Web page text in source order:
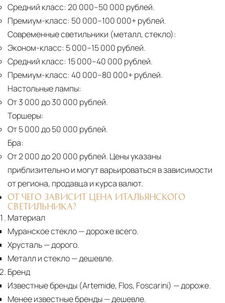
Средний класс: 20 000–50 000 рублей.
Премиум-класс: 50 000–100 000+ рублей.
Современные светильники (металл, стекло):
Эконом-класс: 5 000–15 000 рублей.
Средний класс: 15 000–40 000 рублей.
Премиум-класс: 40 000–80 000+ рублей.
Настольные лампы:
От 3 000 до 30 000 рублей.
Торшеры:
От 5 000 до 50 000 рублей.
Бра:
От 2 000 до 20 000 рублей. Цены указаны
приблизительно и могут варьироваться в зависимости
от региона, продавца и курса валют.
ОТ ЧЕГО ЗАВИСИТ ЦЕНА ИТАЛЬЯНСКОГО
СВЕТИЛЬНИКА?
Материал
Муранское стекло— дороже всего.
Хрусталь— дорого.
Металл и стекло— дешевле.
Бренд
Известные бренды (Artemide, Flos, Foscarini) — дороже.
Менее известные бренды— дешевле.